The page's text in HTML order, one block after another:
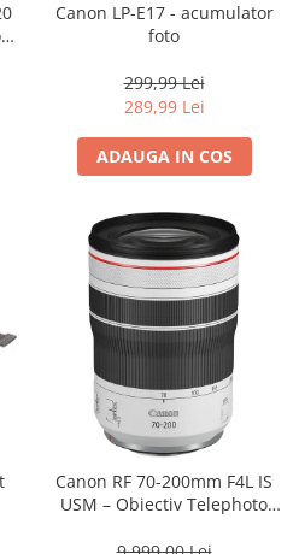
Canon LP-E17 - acumulator
foto
299,99 Lei
289,99 Lei
ADAUGA IN COS
Canon RF 70-200mm F4L IS
USM – Obiectiv Telephoto